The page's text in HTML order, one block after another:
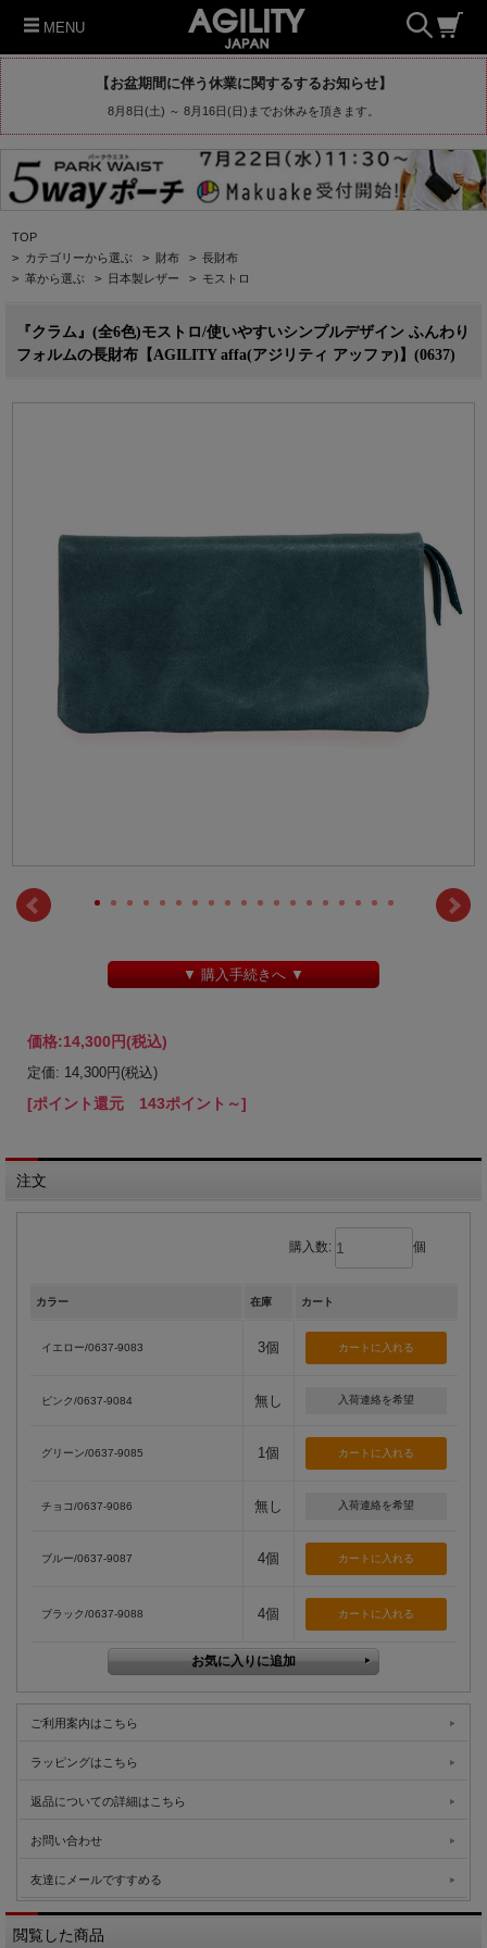
MENU
【お盆期間に伴う休業に関するするお知らせ】
8月8日(土) ～ 8月16日(日)までお休みを頂きます。
TOP
> カテゴリーから選ぶ > 財布 > 長財布
> 革から選ぶ > 日本製レザー > モストロ
『クラム』(全6色)モストロ/使いやすいシンプルデザイン ふんわり
フォルムの長財布【AGILITY affa(アジリティ アッファ)】(0637)
▼ 購入手続きへ ▼
価格:14,300円(税込)
定価: 14,300円(税込)
[ポイント還元 143ポイント～]
注文
購入数: 個
カラー 在庫 カート
イエロー/0637-9083 3個
ピンク/0637-9084 無し 入荷連絡を希望
グリーン/0637-9085 1個
チョコ/0637-9086 無し 入荷連絡を希望
ブルー/0637-9087 4個
ブラック/0637-9088 4個
ご利用案内はこちら
ラッピングはこちら
返品についての詳細はこちら
お問い合わせ
友達にメールですすめる
閲覧した商品